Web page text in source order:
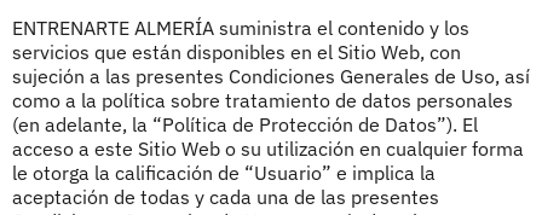
ENTRENARTE ALMERÍA suministra el contenido y los
servicios que están disponibles en el Sitio Web, con
sujeción a las presentes Condiciones Generales de Uso, así
como a la política sobre tratamiento de datos personales
(en adelante, la “Política de Protección de Datos”). El
acceso a este Sitio Web o su utilización en cualquier forma
le otorga la calificación de “Usuario” e implica la
aceptación de todas y cada una de las presentes